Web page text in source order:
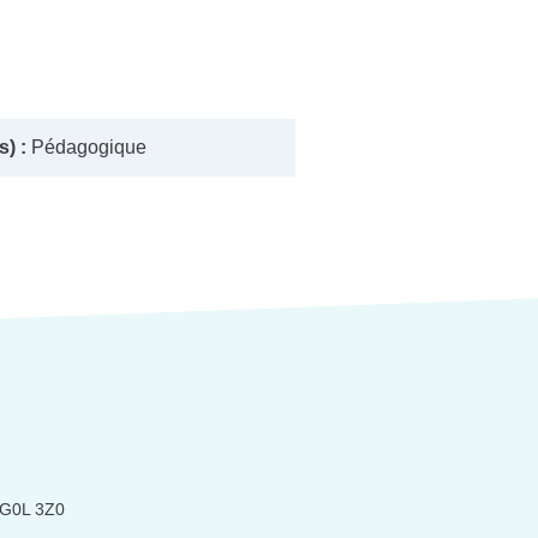
: Pédagogique
3Z0